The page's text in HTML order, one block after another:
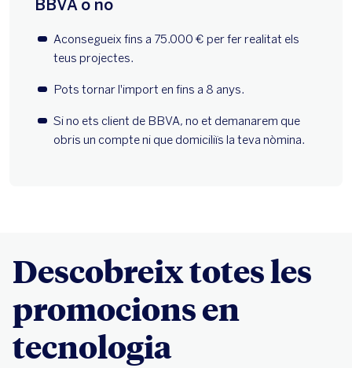
Descobreix totes les
promocions en
tecnologia